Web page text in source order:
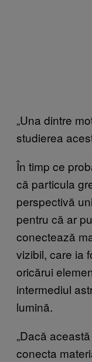
„Una dintre
studierea
În timp ce
că particula
perspectivă
pentru că ar
conectează
vizibil, care ia
oricărui
intermediul
lumină.
„Dacă
conecta